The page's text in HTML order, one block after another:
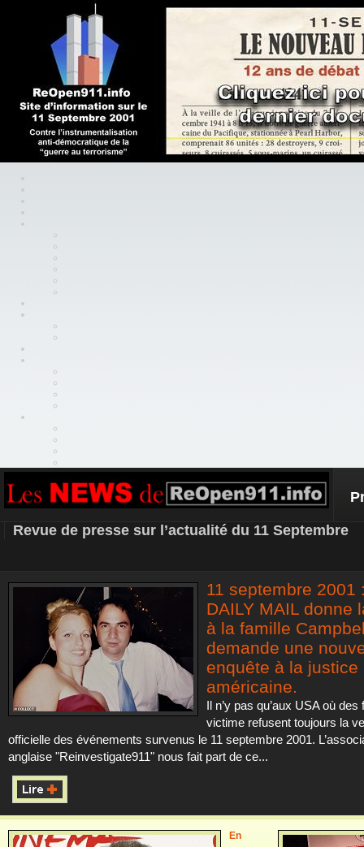
REOPEN911 – NEWS
Revue de presse sur l’actualité du 11 Septembre
11 septembre 2001
DAILY MAIL donne
à la famille
demande une
enquête à la justice
américaine.
Il n’y pas qu’aux USA où
victime refusent toujours la
officielle des événements survenus le 11 septembre 2001.
anglaise "Reinvestigate911" nous fait part de ce...
En